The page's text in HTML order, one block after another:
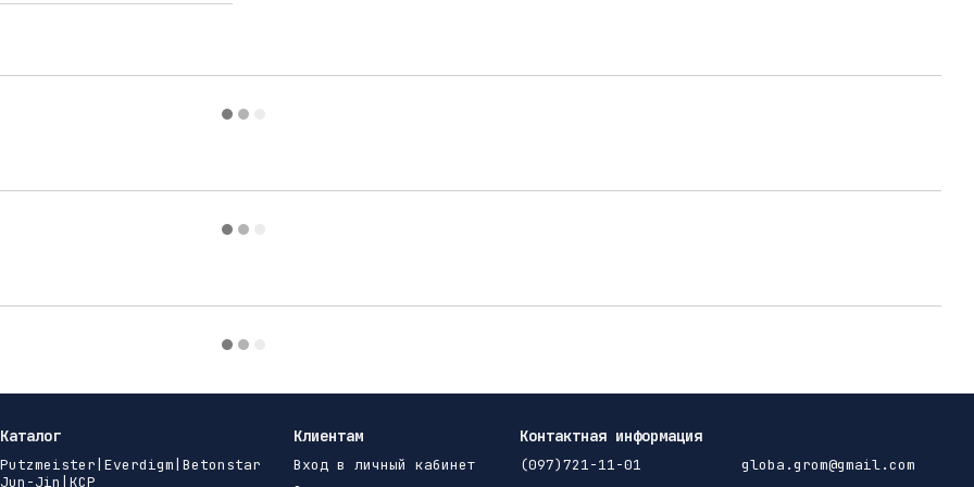
Каталог
Putzmeister|Everdigm|Betonstar
Jun-Jin|KCP
Клиентам
Вход в личный кабинет
Контактная информация
(097)721-11-01
globa.grom@gmail.com